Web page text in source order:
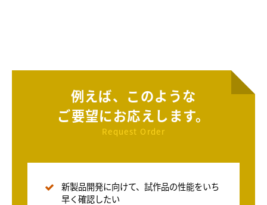
例えば、このような
ご要望にお応えします。
Request Order
新製品開発に向けて、試作品の性能をいち
早く確認したい